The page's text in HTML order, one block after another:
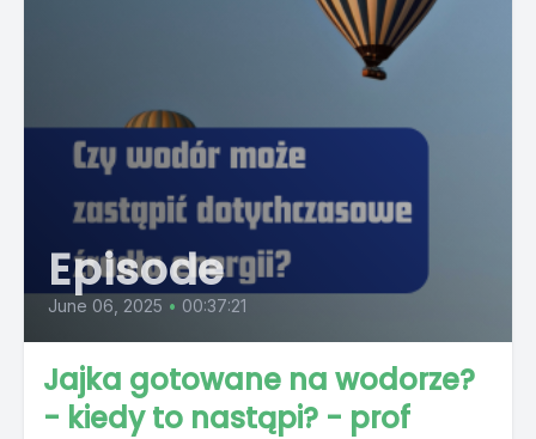
Episode
June 06, 2025 • 00:37:21
Jajka gotowane na wodorze?
- kiedy to nastąpi? - prof